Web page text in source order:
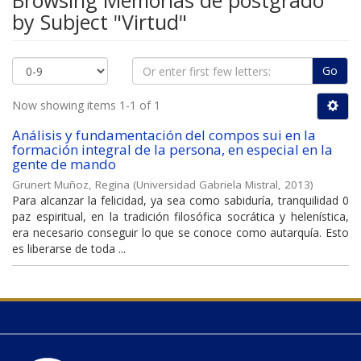
by Subject "Virtud"
Go
Now showing items 1-1 of 1
Análisis y fundamentación del compos sui en la
formación integral de la persona, en especial en la
gente de mando
Grunert Muñoz, Regina (Universidad Gabriela Mistral, 2013)
Para alcanzar la felicidad, ya sea como sabiduría, tranquilidad 0
paz espiritual, en la tradición filosófica socrática y helenística,
era necesario conseguir lo que se conoce como autarquía. Esto
es liberarse de toda ...